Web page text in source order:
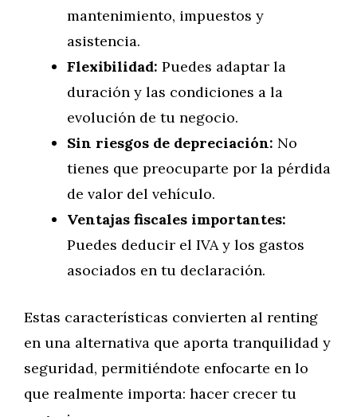
mantenimiento, impuestos y
asistencia.
Flexibilidad: Puedes adaptar la
duración y las condiciones a la
evolución de tu negocio.
Sin riesgos de depreciación: No
tienes que preocuparte por la pérdida
de valor del vehículo.
Ventajas fiscales importantes:
Puedes deducir el IVA y los gastos
asociados en tu declaración.
Estas características convierten al renting
en una alternativa que aporta tranquilidad y
seguridad, permitiéndote enfocarte en lo
que realmente importa: hacer crecer tu